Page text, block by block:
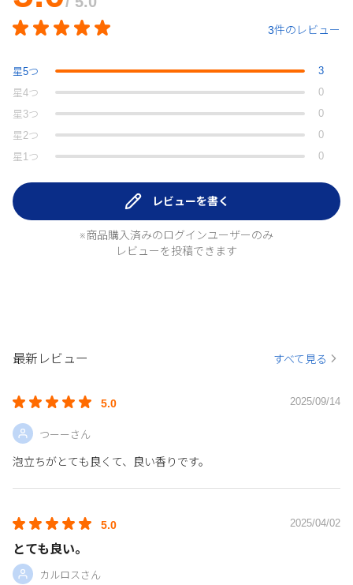
3件のレビュー
星5つ
3
星4つ
0
星 3つ
0
星 2つ
0
星 1つ 0
レビューを書く
※商品購入済みのログインユーザーのみ
レビューを投稿できます
最新レビュー すべて見る
5.0 2025/09/14
つーーさん
泡立ちがとても良くて、良い香りです。
5.0 2025/04/02
とても良い。
カルロスさん